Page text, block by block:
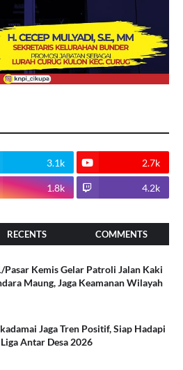
3.1k 2.7k
1.8k 4.2k
RECENTS COMMENTS
Kemis Gelar Patroli Jalan Kaki
Maung, Jaga Keamanan Wilayah
Jaga Tren Positif, Siap Hadapi
Antar Desa 2026